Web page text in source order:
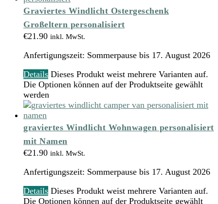
Graviertes Windlicht Ostergeschenk
Großeltern personalisiert
€21.90 inkl. MwSt.
Anfertigungszeit: Sommerpause bis 17. August 2026
Details Dieses Produkt weist mehrere Varianten auf.
Die Optionen können auf der Produktseite gewählt
werden
graviertes Windlicht Wohnwagen personalisiert
mit Namen
€21.90 inkl. MwSt.
Anfertigungszeit: Sommerpause bis 17. August 2026
Details Dieses Produkt weist mehrere Varianten auf.
Die Optionen können auf der Produktseite gewählt